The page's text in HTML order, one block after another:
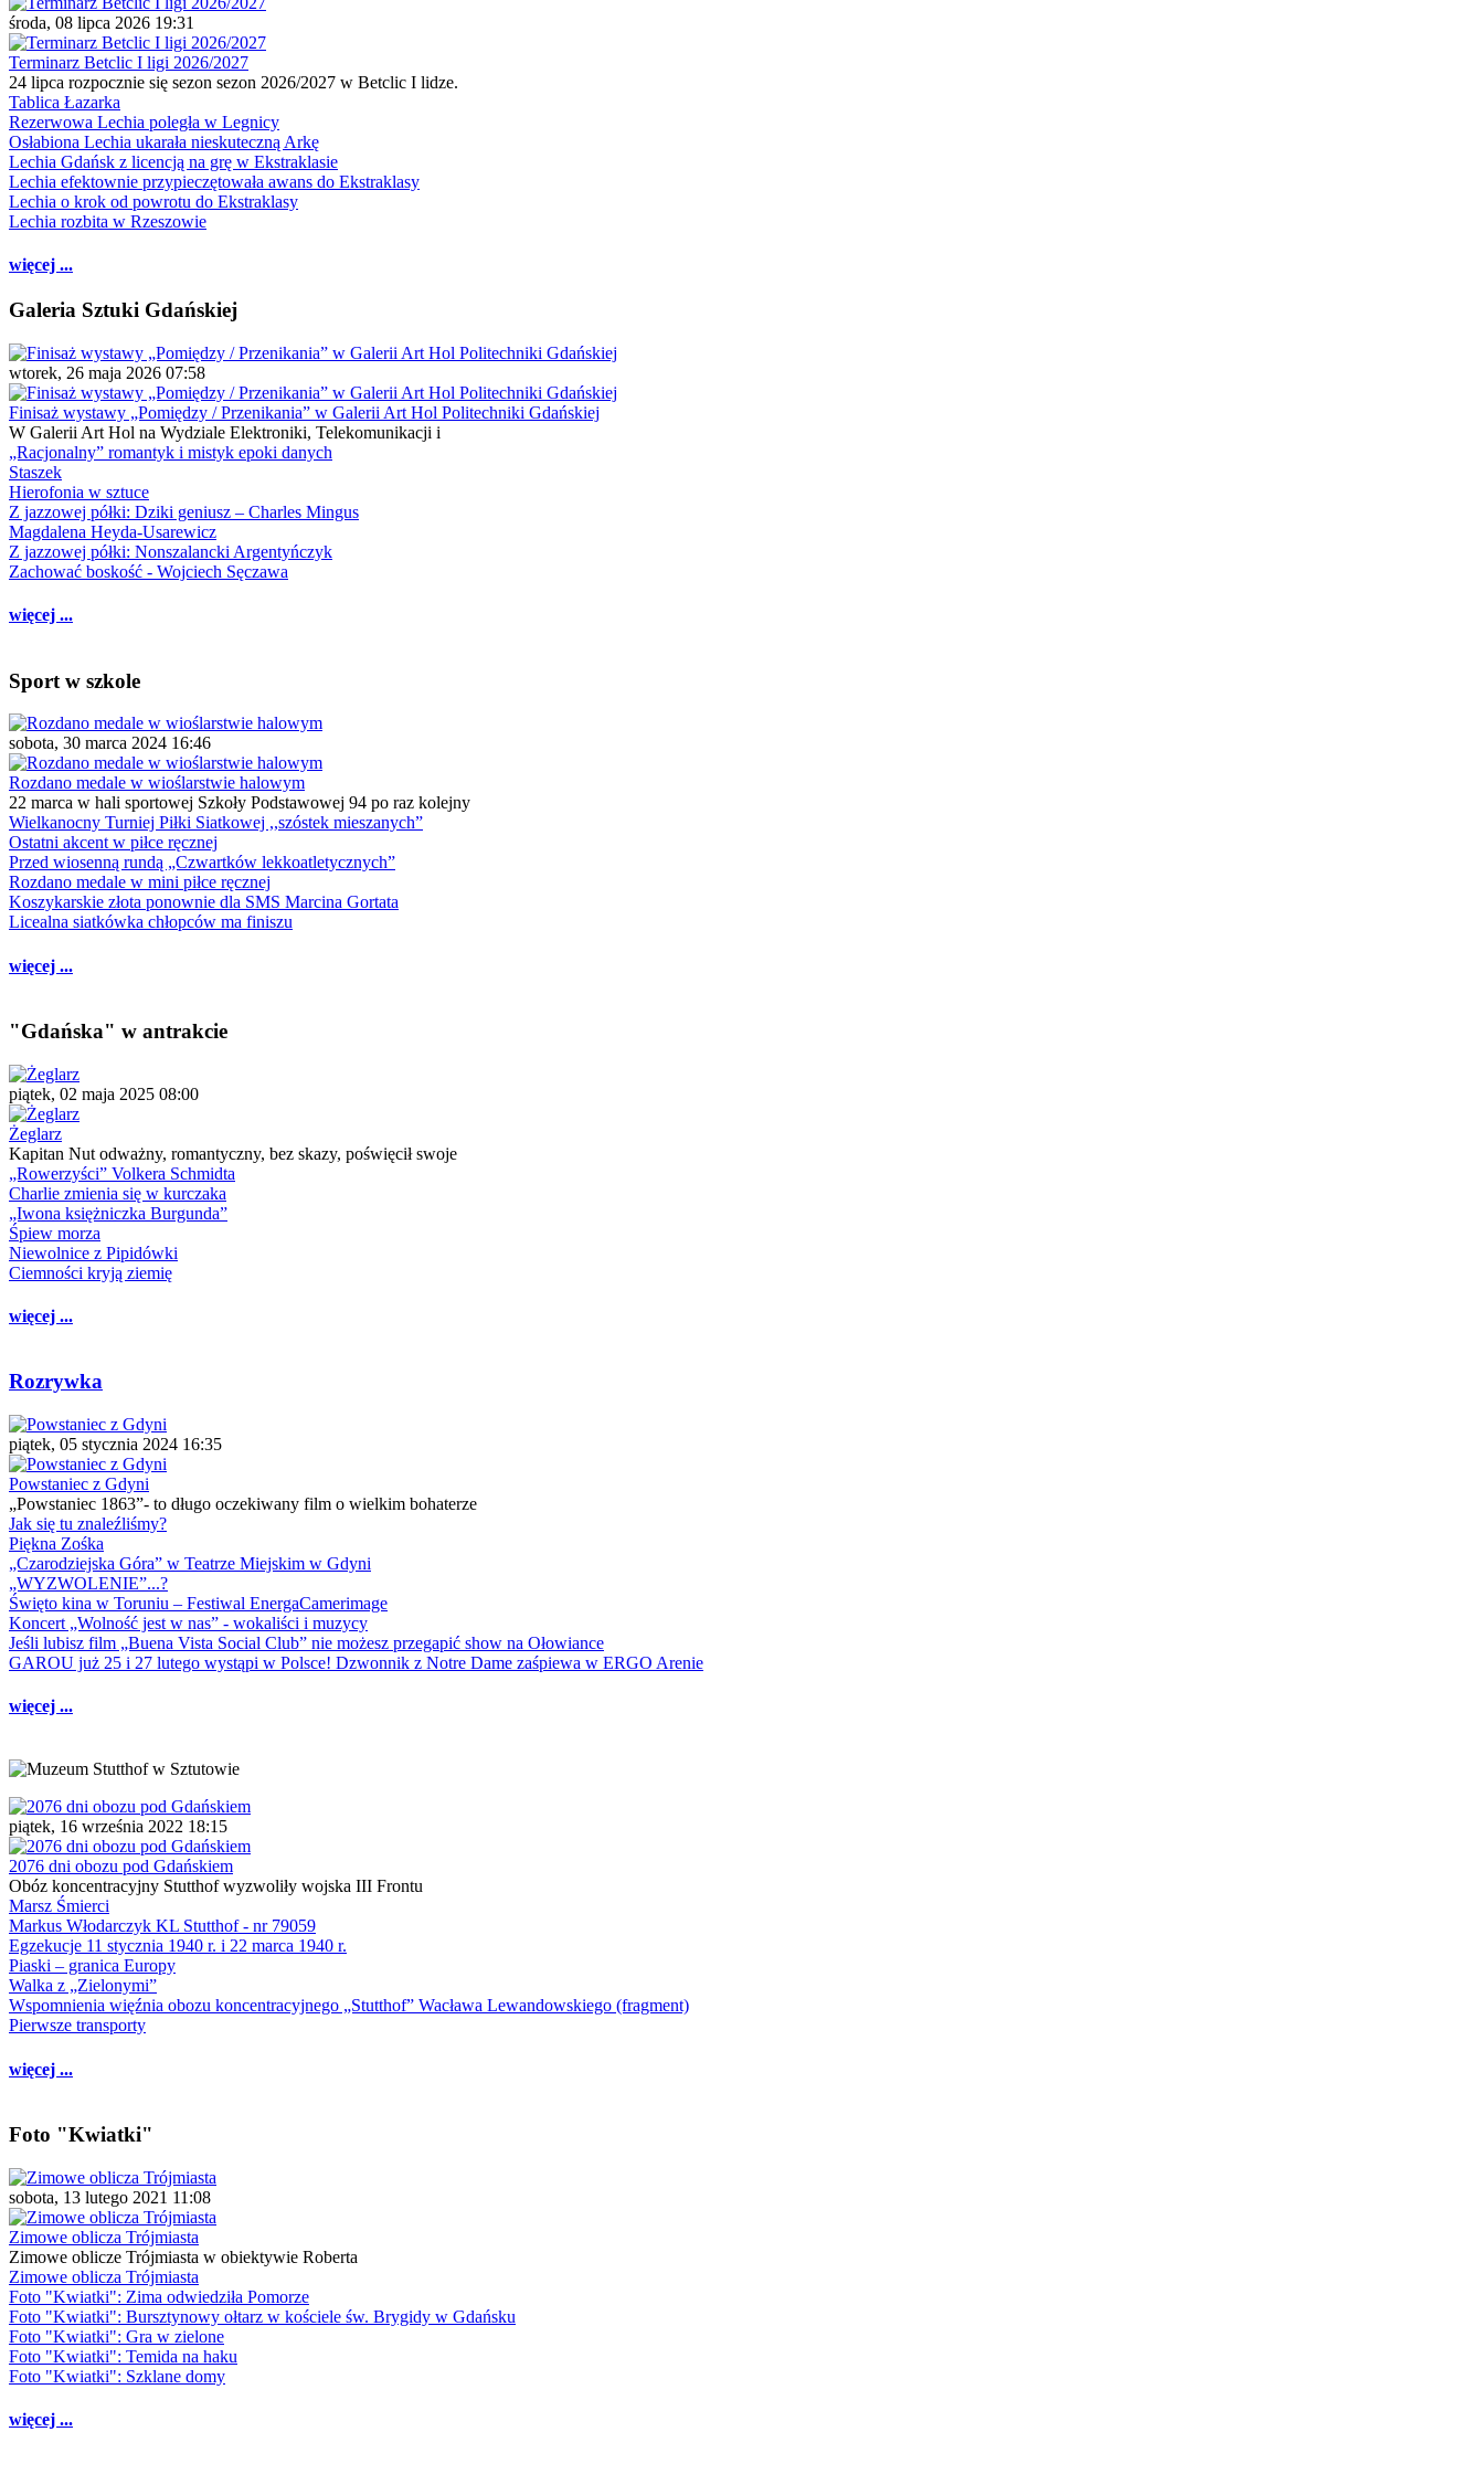
środa, 08 lipca 2026 19:31
Terminarz Betclic I ligi 2026/2027
24 lipca rozpocznie się sezon sezon 2026/2027 w Betclic I lidze.
Tablica Łazarka
Rezerwowa Lechia poległa w Legnicy
Osłabiona Lechia ukarała nieskuteczną Arkę
Lechia Gdańsk z licencją na grę w Ekstraklasie
Lechia efektownie przypieczętowała awans do Ekstraklasy
Lechia o krok od powrotu do Ekstraklasy
Lechia rozbita w Rzeszowie
więcej ...
Galeria Sztuki Gdańskiej
wtorek, 26 maja 2026 07:58
Finisaż wystawy „Pomiędzy / Przenikania” w Galerii Art Hol Politechniki Gdańskiej
W Galerii Art Hol na Wydziale Elektroniki, Telekomunikacji i
„Racjonalny” romantyk i mistyk epoki danych
Staszek
Hierofonia w sztuce
Z jazzowej półki: Dziki geniusz – Charles Mingus
Magdalena Heyda-Usarewicz
Z jazzowej półki: Nonszalancki Argentyńczyk
Zachować boskość - Wojciech Sęczawa
więcej ...
Sport w szkole
sobota, 30 marca 2024 16:46
Rozdano medale w wioślarstwie halowym
22 marca w hali sportowej Szkoły Podstawowej 94 po raz kolejny
Wielkanocny Turniej Piłki Siatkowej ,,szóstek mieszanych”
Ostatni akcent w piłce ręcznej
Przed wiosenną rundą „Czwartków lekkoatletycznych”
Rozdano medale w mini piłce ręcznej
Koszykarskie złota ponownie dla SMS Marcina Gortata
Licealna siatkówka chłopców ma finiszu
więcej ...
"Gdańska" w antrakcie
piątek, 02 maja 2025 08:00
Żeglarz
Kapitan Nut odważny, romantyczny, bez skazy, poświęcił swoje
„Rowerzyści” Volkera Schmidta
Charlie zmienia się w kurczaka
„Iwona księżniczka Burgunda”
Śpiew morza
Niewolnice z Pipidówki
Ciemności kryją ziemię
więcej ...
Rozrywka
piątek, 05 stycznia 2024 16:35
Powstaniec z Gdyni
„Powstaniec 1863”- to długo oczekiwany film o wielkim bohaterze
Jak się tu znaleźliśmy?
Piękna Zośka
„Czarodziejska Góra” w Teatrze Miejskim w Gdyni
„WYZWOLENIE”...?
Święto kina w Toruniu – Festiwal EnergaCamerimage
Koncert „Wolność jest w nas” - wokaliści i muzycy
Jeśli lubisz film „Buena Vista Social Club” nie możesz przegapić show na Ołowiance
GAROU już 25 i 27 lutego wystąpi w Polsce! Dzwonnik z Notre Dame zaśpiewa w ERGO Arenie
więcej ...
piątek, 16 września 2022 18:15
2076 dni obozu pod Gdańskiem
Obóz koncentracyjny Stutthof wyzwoliły wojska III Frontu
Marsz Śmierci
Markus Włodarczyk KL Stutthof - nr 79059
Egzekucje 11 stycznia 1940 r. i 22 marca 1940 r.
Piaski – granica Europy
Walka z „Zielonymi”
Wspomnienia więźnia obozu koncentracyjnego „Stutthof” Wacława Lewandowskiego (fragment)
Pierwsze transporty
więcej ...
Foto "Kwiatki"
sobota, 13 lutego 2021 11:08
Zimowe oblicza Trójmiasta
Zimowe oblicze Trójmiasta w obiektywie Roberta
Zimowe oblicza Trójmiasta
Foto "Kwiatki": Zima odwiedziła Pomorze
Foto "Kwiatki": Bursztynowy ołtarz w kościele św. Brygidy w Gdańsku
Foto "Kwiatki": Gra w zielone
Foto "Kwiatki": Temida na haku
Foto "Kwiatki": Szklane domy
więcej ...